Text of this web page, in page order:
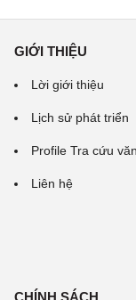
GIỚI THIỆU
Lời giới thiệu
Lịch sử phát triển
Profile Tra cứu
Liên hệ
CHÍNH SÁCH